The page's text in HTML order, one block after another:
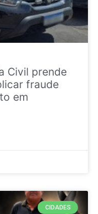
Civil prende
fraude
em
CIDADES